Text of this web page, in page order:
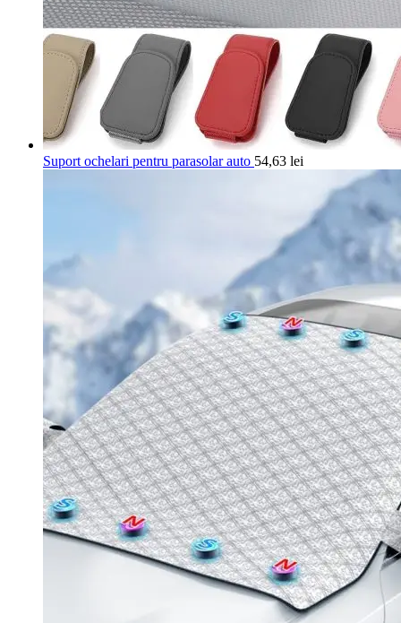
Suport ochelari pentru parasolar auto 54,63 lei